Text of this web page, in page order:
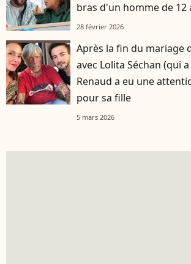
bras d'un homme de 12
28 février 2026
Après la fin du mariage
avec Lolita Séchan (qui
Renaud a eu une
pour sa fille
5 mars 2026